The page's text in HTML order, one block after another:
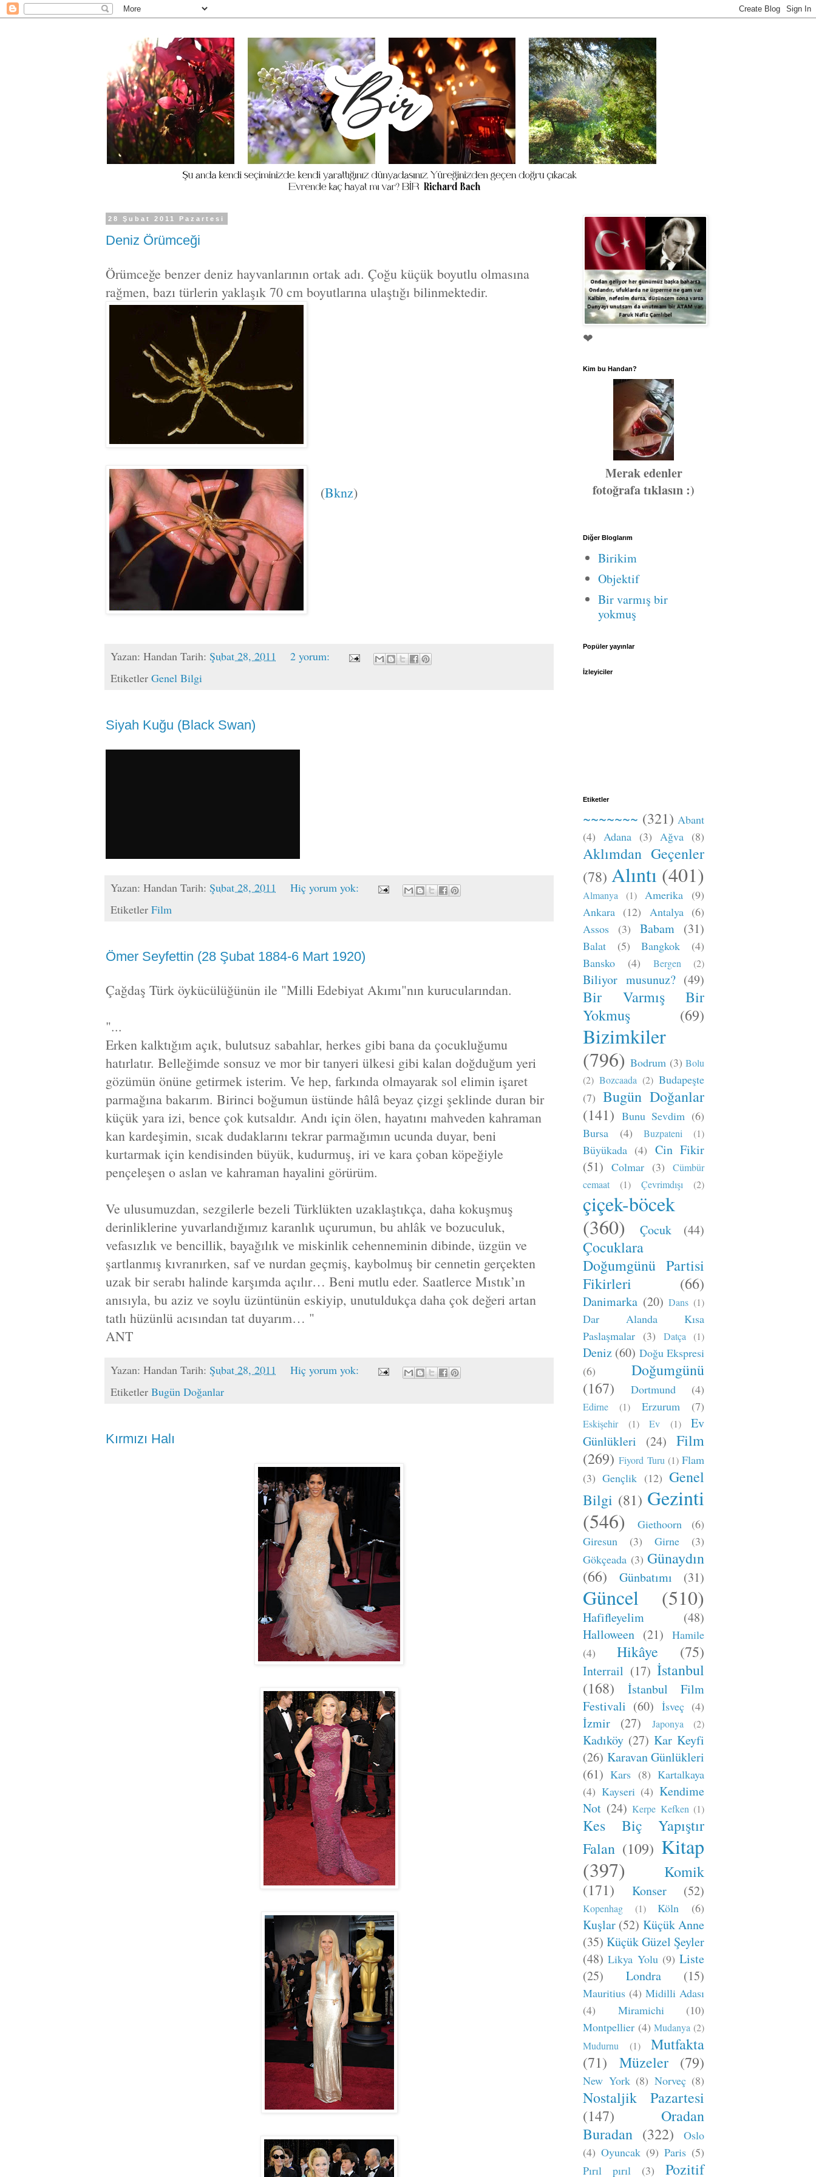
28 Şubat 2011 Pazartesi
Deniz Örümceği
Örümceğe benzer deniz hayvanlarının ortak adı. Çoğu küçük boyutlu olmasına
rağmen, bazı türlerin yaklaşık 70 cm boyutlarına ulaştığı bilinmektedir.
(Bknz)
Yazan: Handan Tarih: Şubat 28, 2011
2 yorum:
Etiketler Genel Bilgi
Siyah Kuğu (Black Swan)
Yazan: Handan Tarih: Şubat 28, 2011
Hiç yorum yok:
Etiketler Film
Ömer Seyfettin (28 Şubat 1884-6 Mart 1920)
Çağdaş Türk öykücülüğünün ile "Milli Edebiyat Akımı"nın kurucularından.
"...
Erken kalktığım açık, bulutsuz sabahlar, herkes gibi bana da çocukluğumu
hatırlatır. Belleğimde sonsuz ve mor bir tanyeri ülkesi gibi kalan doğduğum yeri
gözümün önüne getirmek isterim. Ve hep, farkında olmayarak sol elimin işaret
parmağına bakarım. Birinci boğumun üstünde hâlâ beyaz çizgi şeklinde duran bir
küçük yara izi, bence çok kutsaldır. Andı için ölen, hayatını mahveden kahraman
kan kardeşimin, sıcak dudaklarını tekrar parmağımın ucunda duyar, beni
kurtarmak için kendisinden büyük, kudurmuş, iri ve kara çoban köpeğiyle
pençeleşen o aslan ve kahraman hayalini görürüm.
Ve ulusumuzdan, sezgilerle bezeli Türklükten uzaklaştıkça, daha kokuşmuş
derinliklerine yuvarlandığımız karanlık uçurumun, bu ahlâk ve bozuculuk,
vefasızlık ve bencillik, bayağılık ve miskinlik cehenneminin dibinde, üzgün ve
şartlanmış kıvranırken, saf ve nurdan geçmiş, kaybolmuş bir cennetin gerçekten
uzak bir serabı halinde karşımda açılır… Beni mutlu eder. Saatlerce Mıstık’ın
anısıyla, bu aziz ve soylu üzüntünün eskiyip, unutuldukça daha çok değeri artan
tatlı hüzünlü acısından tat duyarım… "
ANT
Yazan: Handan Tarih: Şubat 28, 2011
Hiç yorum yok:
Etiketler Bugün Doğanlar
Kırmızı Halı
❤
Kim bu Handan?
Merak edenler
fotoğrafa tıklasın :)
Diğer Bloglarım
Birikim
Objektif
Bir varmış bir
yokmuş
Popüler yayınlar
İzleyiciler
Etiketler
~~~~~~~ (321) Abant
(4) Adana (3) Ağva (8)
Aklımdan Geçenler
(78) Alıntı (401)
Almanya (1) Amerika
(9)
Ankara (12) Antalya (6)
Assos
(3) Babam (31)
Balat (5) Bangkok
(4)
Bansko
(4) Bergen (2)
Biliyor musunuz? (49)
Bir Varmış Bir
Yokmuş
(69)
Bizimkiler
(796) Bodrum (3) Bolu
(2) Bozcaada (2) Budapeşte
(7) Bugün Doğanlar
(141) Bunu Sevdim (6)
Bursa
(4) Buzpateni (1)
Büyükada (4) Cin Fikir
(51) Colmar (3)
Cümbür
cemaat
(1) Çevrimdışı (2)
çiçek-böcek
(360)
Çocuk (44)
Çocuklara
Doğumgünü Partisi
Fikirleri
(66)
Danimarka (20) Dans (1)
Dar Alanda Kısa
Paslaşmalar (3) Datça (1)
Deniz (60) Doğu Ekspresi
(6)
Doğumgünü
(167)
Dortmund (4)
Edirne (1) Erzurum (7)
Eskişehir (1) Ev (1)
Ev
Günlükleri
(24)
Film
(269) Fiyord Turu (1) Flam
(3) Gençlik (12) Genel
Bilgi (81) Gezinti
(546)
Giethoorn
(6)
Giresun
(3) Girne
(3)
Gökçeada (3) Günaydın
(66)
Günbatımı (31)
Güncel (510)
Hafifleyelim
(48)
Halloween (21)
Hamile
(4)
Hikâye (75)
Interrail (17) İstanbul
(168)
İstanbul Film
Festivali (60) İsveç (4)
İzmir (27) Japonya (2)
Kadıköy (27) Kar Keyfi
(26) Karavan Günlükleri
(61) Kars (8) Kartalkaya
(4) Kayseri (4) Kendime
Not (24) Kerpe Kefken (1)
Kes Biç Yapıştır
Falan (109) Kitap
(397)
Komik
(171)
Konser (52)
Kopenhag (1) Köln (6)
Kuşlar (52) Küçük Anne
(35) Küçük Güzel Şeyler
(48) Likya Yolu (9) Liste
(25)
Londra (15)
Mauritius (4) Midilli Adası
(4)
Miramichi
(10)
Montpellier (4) Mudanya (2)
Mudurnu
(1)
Mutfakta
(71)
Müzeler (79)
New York (8) Norveç (8)
Nostaljik Pazartesi
(147)
Oradan
Buradan (322)
Oslo
(4) Oyuncak (9) Paris (5)
Pırıl pırıl
(3) Pozitif